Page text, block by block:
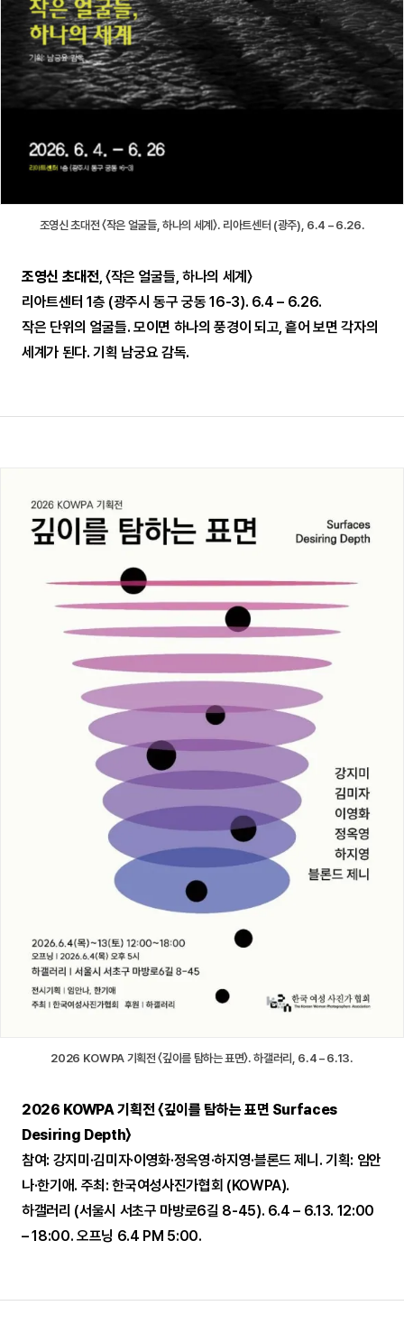
조영신 초대전 〈작은 얼굴들, 하나의 세계〉. 리아트센터 (광주), 6.4 – 6.26.
조영신 초대전 , 〈작은 얼굴들, 하나의 세계〉
리아트센터 1층 (광주시 동구 궁동 16-3). 6.4 – 6.26.
작은 단위의 얼굴들. 모이면 하나의 풍경이 되고, 흩어 보면 각자의
세계가 된다. 기획 남궁요 감독.
2026 KOWPA 기획전 〈깊이를 탐하는 표면〉. 하갤러리, 6.4 – 6.13.
2026 KOWPA 기획전 〈깊이를 탐하는 표면 Surfaces
Desiring Depth〉
참여: 강지미·김미자·이영화·정옥영·하지영·블론드 제니. 기획: 임안
나·한기애. 주최: 한국여성사진가협회 (KOWPA).
하갤러리 (서울시 서초구 마방로6길 8-45). 6.4 – 6.13. 12:00
– 18:00. 오프닝 6.4 PM 5:00.